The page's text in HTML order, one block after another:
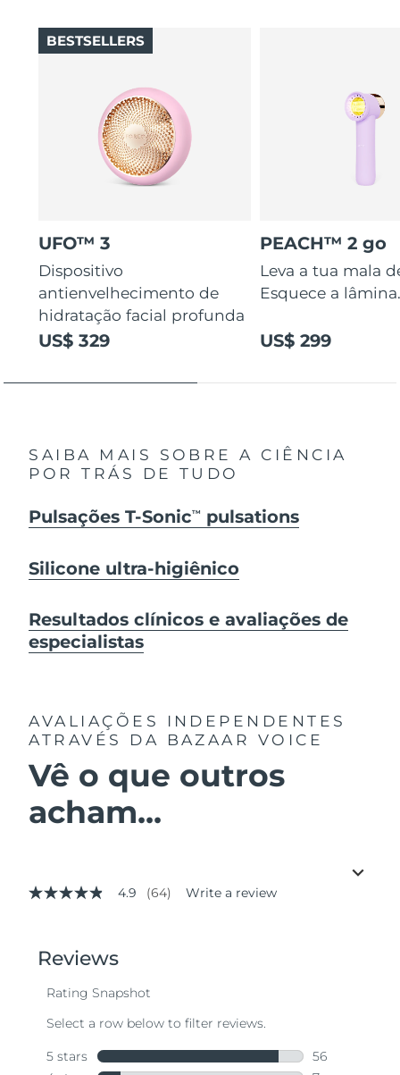
UFO™ 3
Dispositivo
antienvelhecimento de
hidratação facial profunda
US$ 329
BESTSELLERS
PEACH™ 2 go
Leva a tua mala
Esquece a
US$ 299
SAIBA MAIS SOBRE A CIÊNCIA
POR TRÁS DE TUDO
Pulsações T-SonicTM pulsations
Silicone ultra-higiênico
Resultados clínicos e avaliações de
especialistas
AVALIAÇÕES INDEPENDENTES
ATRAVÉS DA BAZAAR VOICE
Vê o que outros
acham...
4.9
stars,
average
value.
Same
page
4.9 (64) Write a review